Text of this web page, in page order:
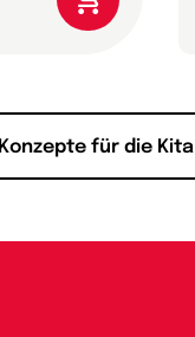
Konzepte für die Kita